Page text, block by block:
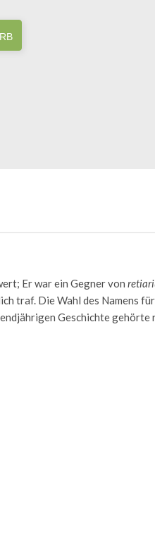
Er war ein Gegner von
traf. Die Wahl des Namens
Geschichte gehörte